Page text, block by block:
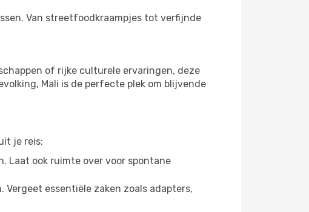
Van streetfoodkraampjes tot verfijnde
of rijke culturele ervaringen, deze
Mali is de perfecte plek om blijvende
je reis:
Laat ook ruimte over voor spontane
Vergeet essentiële zaken zoals adapters,